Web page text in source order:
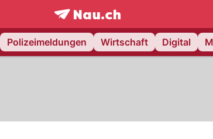
frontpage.NAU.ch
Polizeimeldungen Wirtschaft Digital